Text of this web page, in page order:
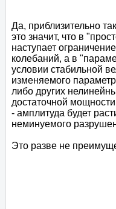
Да, приблизительно
это значит, что в
наступает
колебаний, а в
условии стабильной
изменяемого
либо других
достаточной
- амплитуда будет
неминуемого
Это разве не